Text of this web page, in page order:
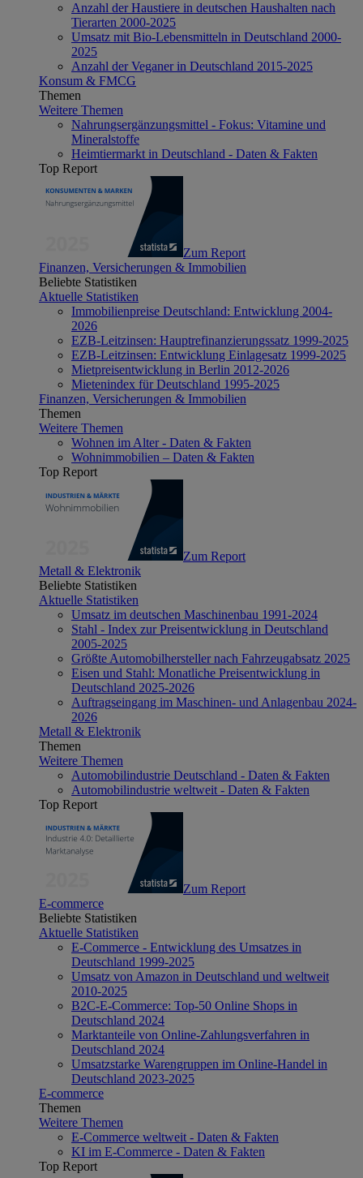
Anzahl der Haustiere in deutschen Haushalten nach
Tierarten 2000-2025
Umsatz mit Bio-Lebensmitteln in Deutschland 2000-
2025
Anzahl der Veganer in Deutschland 2015-2025
Konsum & FMCG
Themen
Weitere Themen
Nahrungsergänzungsmittel - Fokus: Vitamine und
Mineralstoffe
Heimtiermarkt in Deutschland - Daten & Fakten
Top Report
Zum Report
Finanzen, Versicherungen & Immobilien
Beliebte Statistiken
Aktuelle Statistiken
Immobilienpreise Deutschland: Entwicklung 2004-
2026
EZB-Leitzinsen: Hauptrefinanzierungssatz 1999-2025
EZB-Leitzinsen: Entwicklung Einlagesatz 1999-2025
Mietpreisentwicklung in Berlin 2012-2026
Mietenindex für Deutschland 1995-2025
Finanzen, Versicherungen & Immobilien
Themen
Weitere Themen
Wohnen im Alter - Daten & Fakten
Wohnimmobilien – Daten & Fakten
Top Report
Zum Report
Metall & Elektronik
Beliebte Statistiken
Aktuelle Statistiken
Umsatz im deutschen Maschinenbau 1991-2024
Stahl - Index zur Preisentwicklung in Deutschland
2005-2025
Größte Automobilhersteller nach Fahrzeugabsatz 2025
Eisen und Stahl: Monatliche Preisentwicklung in
Deutschland 2025-2026
Auftragseingang im Maschinen- und Anlagenbau 2024-
2026
Metall & Elektronik
Themen
Weitere Themen
Automobilindustrie Deutschland - Daten & Fakten
Automobilindustrie weltweit - Daten & Fakten
Top Report
Zum Report
E-commerce
Beliebte Statistiken
Aktuelle Statistiken
E-Commerce - Entwicklung des Umsatzes in
Deutschland 1999-2025
Umsatz von Amazon in Deutschland und weltweit
2010-2025
B2C-E-Commerce: Top-50 Online Shops in
Deutschland 2024
Marktanteile von Online-Zahlungsverfahren in
Deutschland 2024
Umsatzstarke Warengruppen im Online-Handel in
Deutschland 2023-2025
E-commerce
Themen
Weitere Themen
E-Commerce weltweit - Daten & Fakten
KI im E-Commerce - Daten & Fakten
Top Report